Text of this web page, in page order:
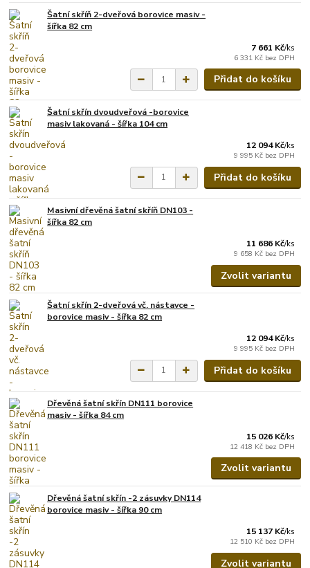
Šatní skříň 2-dveřová borovice masiv -
šířka 82 cm
7 661 Kč/ks
6 331 Kč bez DPH
Přidat do košíku
Šatní skřín dvoudveřová -borovice
masiv lakovaná - šířka 104 cm
12 094 Kč/ks
9 995 Kč bez DPH
Přidat do košíku
Masivní dřevěná šatní skříň DN103 -
šířka 82 cm
11 686 Kč/ks
9 658 Kč bez DPH
Zvolit variantu
Šatní skřín 2-dveřová vč. nástavce -
borovice masiv - šířka 82 cm
12 094 Kč/ks
9 995 Kč bez DPH
Přidat do košíku
Dřevěná šatní skřín DN111 borovice
masiv - šířka 84 cm
15 026 Kč/ks
12 418 Kč bez DPH
Zvolit variantu
Dřevěná šatní skřín -2 zásuvky DN114
borovice masiv - šířka 90 cm
15 137 Kč/ks
12 510 Kč bez DPH
Zvolit variantu